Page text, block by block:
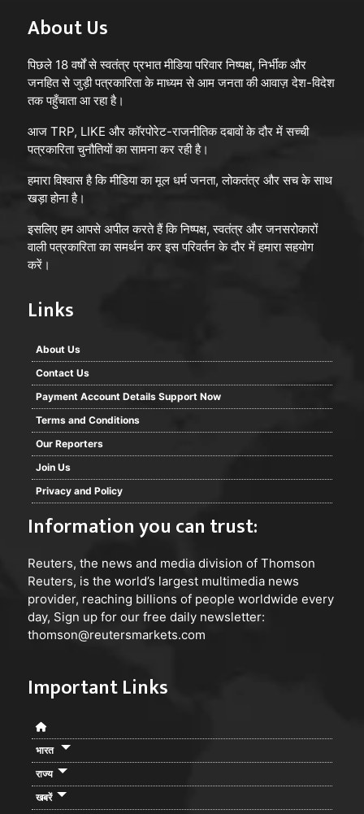
About Us
पिछले 18 वर्षों से स्वतंत्र प्रभात मीडिया परिवार निष्पक्ष, निर्भीक और
जनहित से जुड़ी पत्रकारिता के माध्यम से आम जनता की आवाज़ देश-विदेश
तक पहुँचाता आ रहा है।
आज TRP, LIKE और कॉरपोरेट-राजनीतिक दबावों के दौर में सच्ची
पत्रकारिता चुनौतियों का सामना कर रही है।
हमारा विश्वास है कि मीडिया का मूल धर्म जनता, लोकतंत्र और सच के साथ
खड़ा होना है।
इसलिए हम आपसे अपील करते हैं कि निष्पक्ष, स्वतंत्र और जनसरोकारों
वाली पत्रकारिता का समर्थन कर इस परिवर्तन के दौर में हमारा सहयोग
करें।
Links
About Us
Contact Us
Payment Account Details Support Now
Terms and Conditions
Our Reporters
Join Us
Privacy and Policy
Information you can trust:
Reuters, the news and media division of Thomson
Reuters, is the world’s largest multimedia news
provider, reaching billions of people worldwide every
day, Sign up for our free daily newsletter:
thomson@reutersmarkets.com
Important Links
भारत
राज्य
खबरें